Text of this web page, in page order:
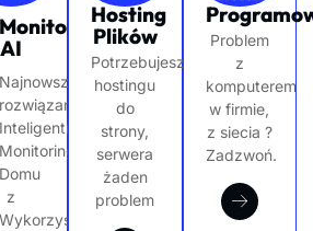
Monitoring
AI
Najnowsze
rozwiązanie
Inteligentny
Monitoring
Domu
z
Wykorzystaniem
Hosting
Plików
Potrzebujesz
hostingu
do
strony,
serwera
żaden
problem
Problem
z
komputerem
w firmie,
z siecia ?
Zadzwoń.